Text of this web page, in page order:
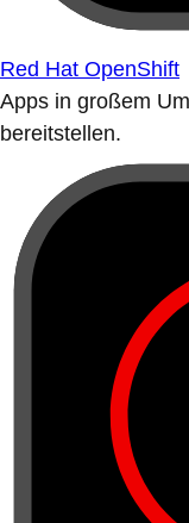
Red Hat OpenShift
Apps in großem
bereitstellen.